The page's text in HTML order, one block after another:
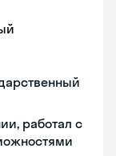
работал с